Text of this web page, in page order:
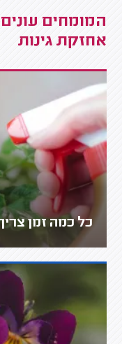
המומחים
אחזקת גינות
כל כמה זמן